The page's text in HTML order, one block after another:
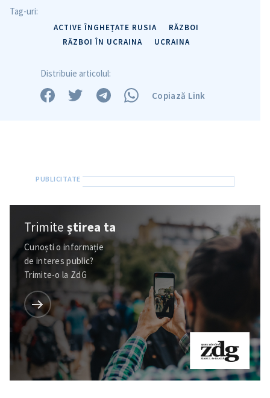
Trimite o informație
Despre ZdG
на русском
Tag-uri:
ACTIVE ÎNGHEȚATE RUSIA
RĂZBOI
RĂZBOI ÎN UCRAINA
UCRAINA
Distribuie articolul:
Copiază Link
Trimiteștirea ta
Cunoști o informație
de interes public?
Trimite-o la ZdG